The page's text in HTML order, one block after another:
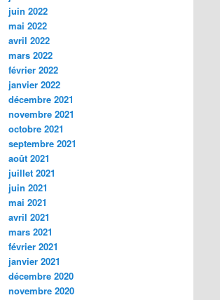
juin 2022
mai 2022
avril 2022
mars 2022
février 2022
janvier 2022
décembre 2021
novembre 2021
octobre 2021
septembre 2021
août 2021
juillet 2021
juin 2021
mai 2021
avril 2021
mars 2021
février 2021
janvier 2021
décembre 2020
novembre 2020